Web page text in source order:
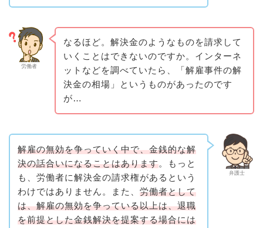
労働者
なるほど。解決金のようなものを請求して
いくことはできないのですか。インターネ
ットなどを調べていたら、「解雇事件の解
決金の相場」というものがあったのです
が…
弁護士
解雇の無効を争っていく中で、金銭的な解
決の話合いになることはあります。もっと
も、労働者に解決金の請求権があるという
わけではありません。また、 労働者として
は、解雇の無効を争っている以上は、退職
を前提とした金銭解決を提案する場合には